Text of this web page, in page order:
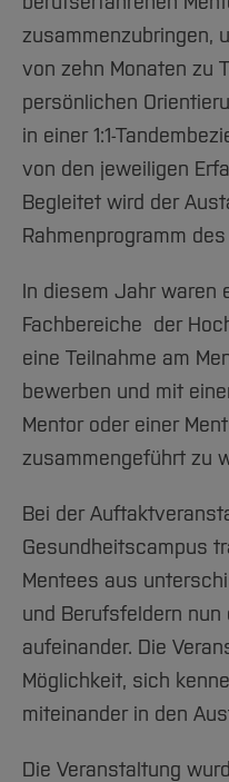
Arbeiten im FB G
Forschung und
International
Team
Service
Studiengänge
Aktuelles
Studium
Fachgruppen
Forschung und
International
Team
Service
Amtliche
Notfall-Infos
Familiengerechte
Gleichstellung
Vertretungen
Wahlen
International
Medienzentrum
qed-Stiftung
Zentrale
zusammenzubringen,
von zehn Monaten zu
persönlichen
in einer 1:1-
von den jeweiligen
Begleitet wird der
Rahmenprogramm
In diesem Jahr waren
Fachbereiche der
eine Teilnahme am
bewerben und mit
Mentor oder einer
zusammengeführt zu
Bei der
Gesundheitscampus
Mentees aus
und Berufsfeldern
aufeinander. Die
Möglichkeit, sich
miteinander in den
Die Veranstaltung